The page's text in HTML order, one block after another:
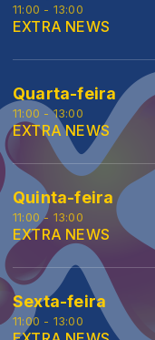
11:00 - 13:00
EXTRA NEWS
Quarta-feira
11:00 - 13:00
EXTRA NEWS
Quinta-feira
11:00 - 13:00
EXTRA NEWS
Sexta-feira
11:00 - 13:00